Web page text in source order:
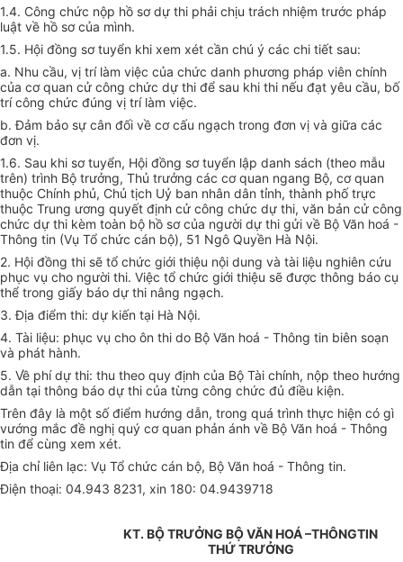
1.4. Công chức nộp hồ sơ dự thi phải chịu trách nhiệm trước pháp
luật về hồ sơ của mình.
1.5. Hội đồng sơ tuyển khi xem xét cần chú ý các chi tiết sau:
a. Nhu cầu, vị trí làm việc của chức danh phương pháp viên chính
của cơ quan cử công chức dự thi để sau khi thi nếu đạt yêu cầu, bố
trí công chức đúng vị trí làm việc.
b. Đảm bảo sự cân đối về cơ cấu ngạch trong đơn vị và giữa các
đơn vị.
1.6. Sau khi sơ tuyển, Hội đồng sơ tuyển lập danh sách (theo mẫu
trên) trình Bộ trưởng, Thủ trưởng các cơ quan ngang Bộ, cơ quan
thuộc Chính phủ, Chủ tịch Uỷ ban nhân dân tỉnh, thành phố trực
thuộc Trung ương quyết định cử công chức dự thi, văn bản cử công
chức dự thi kèm toàn bộ hồ sơ của người dự thi gửi về Bộ Văn hoá -
Thông tin (Vụ Tổ chức cán bộ), 51 Ngô Quyền Hà Nội.
2. Hội đồng thi sẽ tổ chức giới thiệu nội dung và tài liệu nghiên cứu
phục vụ cho người thi. Việc tổ chức giới thiệu sẽ được thông báo cụ
thể trong giấy báo dự thi nâng ngạch.
3. Địa điểm thi: dự kiến tại Hà Nội.
4. Tài liệu: phục vụ cho ôn thi do Bộ Văn hoá - Thông tin biên soạn
và phát hành.
5. Về phí dự thi: thu theo quy định của Bộ Tài chính, nộp theo hướng
dẫn tại thông báo dự thi của từng công chức đủ điều kiện.
Trên đây là một số điểm hướng dẫn, trong quá trình thực hiện có gì
vướng mắc đề nghị quý cơ quan phản ánh về Bộ Văn hoá - Thông
tin để cùng xem xét.
Địa chỉ liên lạc: Vụ Tổ chức cán bộ, Bộ Văn hoá - Thông tin.
Điện thoại: 04.943 8231, xin 180: 04.9439718
KT. BỘ TRƯỞNG BỘ VĂN HOÁ –THÔNGTIN
THỨ TRƯỞNG